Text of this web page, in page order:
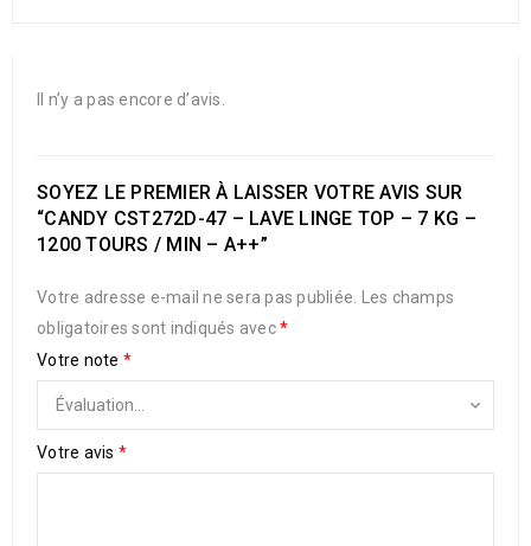
Il n’y a pas encore d’avis.
SOYEZ LE PREMIER À LAISSER VOTRE AVIS SUR
“CANDY CST272D-47 – LAVE LINGE TOP – 7 KG –
1200 TOURS / MIN – A++”
Votre adresse e-mail ne sera pas publiée.
Les champs
obligatoires sont indiqués avec*
Votre note *
Votre avis *